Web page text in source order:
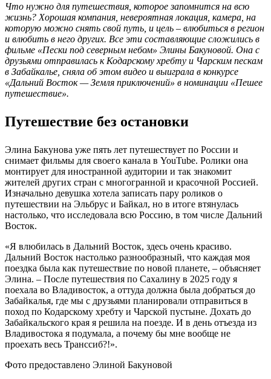
Что нужно для путешествия, которое запомнится на всю
жизнь? Хорошая компания, невероятная локация, камера, на
которую можно снять свой путь, и цель – влюбиться в регион
и влюбить в него других. Все эти составляющие сложились в
фильме «Пески под северным небом» Элины Бакуновой. Она с
друзьями отправилась к Кодарскому хребту и Чарским пескам
в Забайкалье, сняла об этом видео и выиграла в конкурсе
«Дальний Восток — Земля приключений» в номинации «Пешее
путешествие».
Путешествие без остановки
Элина Бакунова уже пять лет путешествует по России и
снимает фильмы для своего канала в YouTube. Ролики она
монтирует для иностранной аудитории и так знакомит
жителей других стран с многогранной и красочной Россией.
Изначально девушка хотела записать пару роликов о
путешествии на Эльбрус и Байкал, но в итоге втянулась
настолько, что исследовала всю Россию, в том числе Дальний
Восток.
«Я влюбилась в Дальний Восток, здесь очень красиво.
Дальний Восток настолько разнообразный, что каждая моя
поездка была как путешествие по новой планете, – объясняет
Элина. – После путешествия по Сахалину в 2025 году я
поехала во Владивосток, а оттуда должна была добраться до
Забайкалья, где мы с друзьями планировали отправиться в
поход по Кодарскому хребту и Чарской пустыне. Дохать до
Забайкальского края я решила на поезде. И в день отъезда из
Владивостока я подумала, а почему бы мне вообще не
проехать весь Транссиб?!».
Фото предоставлено Элиной Бакуновой